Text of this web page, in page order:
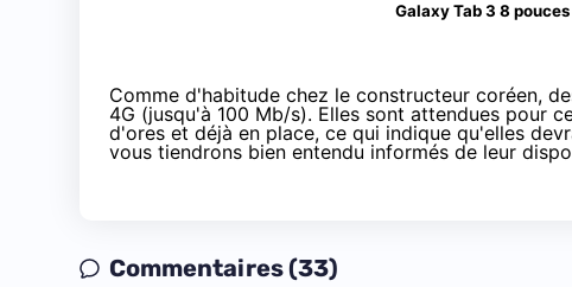
Galaxy Tab 3 8
Comme d'habitude chez le constructeur coréen,
4G (jusqu'à 100 Mb/s). Elles sont attendues pour
d'ores et déjà en place, ce qui indique qu'elles
vous tiendrons bien entendu informés de leur
Commentaires (33)